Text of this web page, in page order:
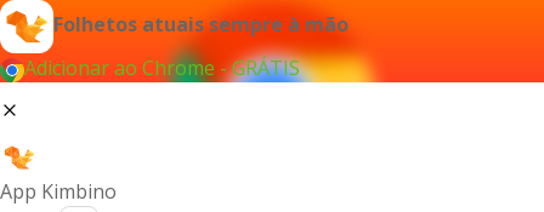
Folhetos atuais sempre à mão
Adicionar ao Chrome - GRÁTIS
App Kimbino